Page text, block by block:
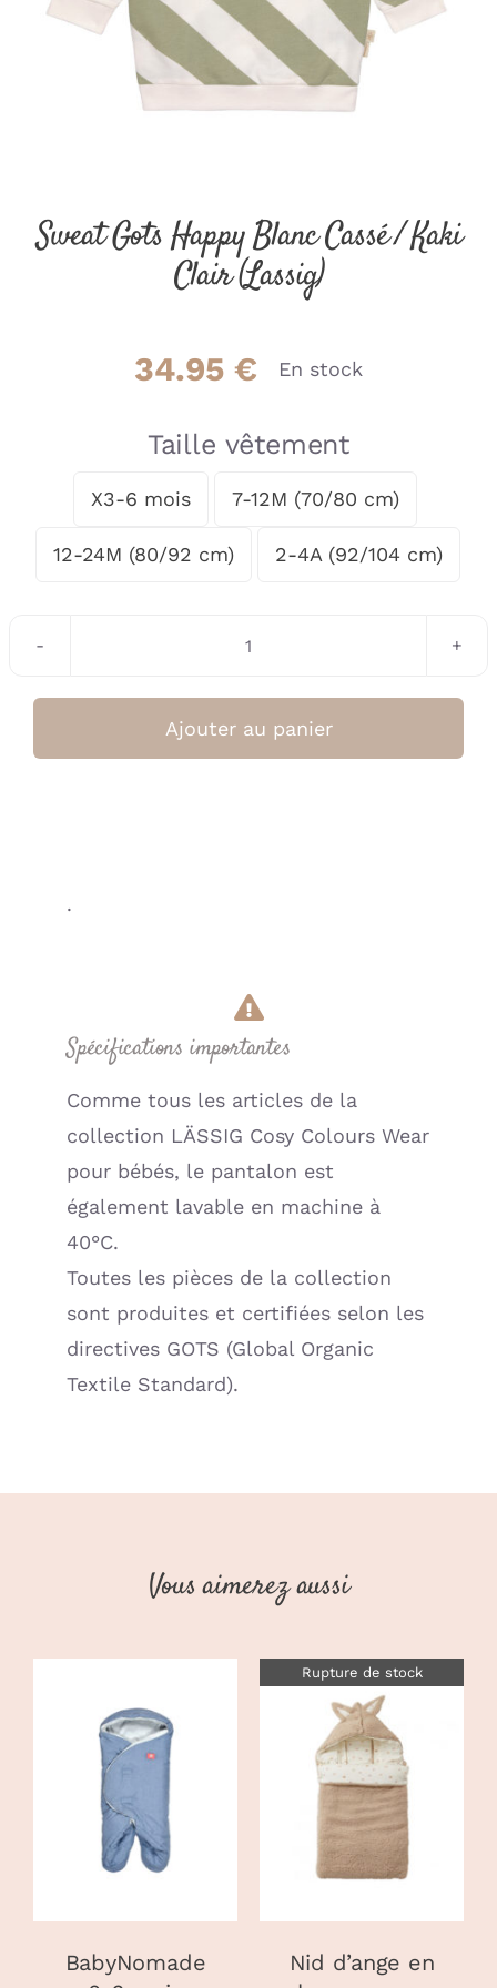
Sweat Gots Happy Blanc Cassé / Kaki
Clair (Lassig)
34.95€ En stock
Taille vêtement
X3-6 mois 7-12M (70/80 cm)
12-24M (80/92 cm) 2-4A (92/104 cm)
quantité
Sweat
Ajouter au panier
.
Spécifications importantes
Comme tous les articles de la
collection LÄSSIG Cosy Colours Wear
pour bébés, le pantalon est
également lavable en machine à
40°C.
Toutes les pièces de la collection
sont produites et certifiées selon les
directives GOTS (Global Organic
Textile Standard).
Vous aimerez aussi
AJOUTER AU
PANIER
DÉTAILS
BabyNomade
Rupture de stock
DÉTAILS
Nid d’ange en